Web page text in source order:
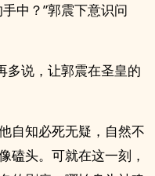
中？”郭震下意识问
多说，让郭震在圣皇的
自知必死无疑，自然不
磕头。可就在这一刻，